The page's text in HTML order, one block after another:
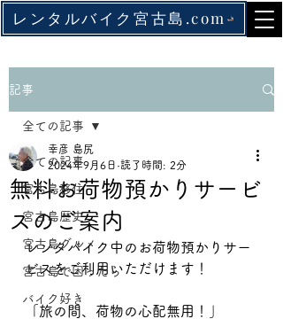
レンタルバイク宮古島.com
記事
全ての記事
宮古島移住
宮古島歴史
宮古島グルメ
宮古島で困ったら
バイク好き
全ての記事
無料お荷物預かりサービ
スのご案内
幸彦 島尻
2024年9月6日 読了時間: 2分
レンタバイク中のお荷物預かりサー
ビスをご利用いただけます！
「旅の間、荷物の心配無用！」